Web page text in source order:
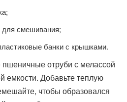
смешивания;
банки с крышками.
отруби с мелассой
емкости. Добавьте теплую
чтобы образовался